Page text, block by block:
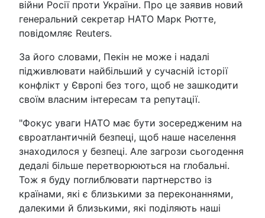
війни Росії проти України. Про це заявив новий
генеральний секретар НАТО Марк Рютте,
повідомляє Reuters.
За його словами, Пекін не може і надалі
підживлювати найбільший у сучасній історії
конфлікт у Європі без того, щоб не зашкодити
своїм власним інтересам та репутації.
"Фокус уваги НАТО має бути зосередженим на
євроатлантичній безпеці, щоб наше населення
знаходилося у безпеці. Але загрози сьогодення
дедалі більше перетворюються на глобальні.
Тож я буду поглиблювати партнерство із
країнами, які є близькими за переконаннями,
далекими й близькими, які поділяють наші